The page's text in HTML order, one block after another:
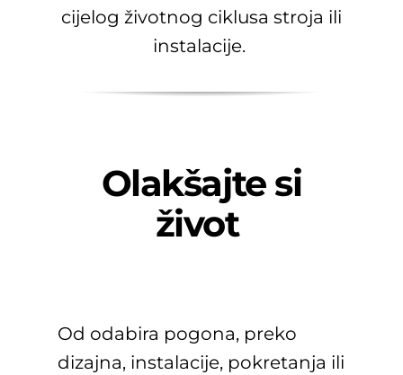
cijelog životnog ciklusa stroja ili
instalacije.
Olakšajte si
život
Od odabira pogona, preko
dizajna, instalacije, pokretanja ili